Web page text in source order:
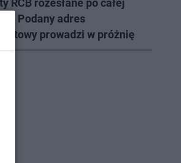
RCB rozesłane po całej
Podany adres
prowadzi w próżnię